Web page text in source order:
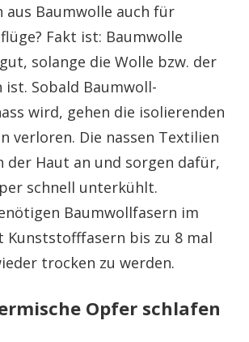
aus Baumwolle auch für
Fakt ist: Baumwolle
solange die Wolle bzw. der
Sobald Baumwoll-
wird, gehen die isolierenden
verloren. Die nassen Textilien
der Haut an und sorgen dafür,
schnell unterkühlt.
Baumwollfasern im
Kunststofffasern bis zu 8 mal
trocken zu werden.
Opfer schlafen